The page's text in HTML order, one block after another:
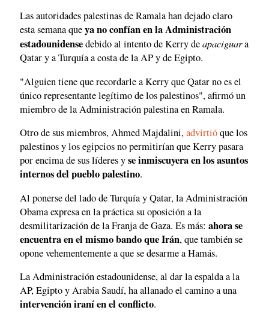
Las autoridades palestinas de Ramala han dejado claro
esta semana queya no confían en la Administración
estadounidensedebido al intento de Kerry deapaciguara
Qatar y a Turquía a costa de la AP y de Egipto.
"Alguien tiene que recordarle a Kerry que Qatar no es el
único representante legítimo de los palestinos", afirmó un
miembro de la Administración palestina en Ramala.
Otro de sus miembros, Ahmed Majdalini,advirtióque los
palestinos y los egipcios no permitirían que Kerry pasara
por encima de sus líderes yse inmiscuyera en los asuntos
internos del pueblo palestino.
Al ponerse del lado de Turquía y Qatar, la Administración
Obama expresa en la práctica su oposición a la
desmilitarización de la Franja de Gaza. Es más: ahora se
encuentra en el mismo bando que Irán, que también se
opone vehementemente a que se desarme a Hamás.
La Administración estadounidense, al dar la espalda a la
AP, Egipto y Arabia Saudí, ha allanado el camino a una
intervención iraní en el conflicto.